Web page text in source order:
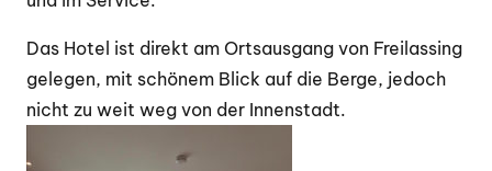
Das Hotel ist direkt am Ortsausgang von Freilassing
gelegen, mit schönem Blick auf die Berge, jedoch
nicht zu weit weg von der Innenstadt.